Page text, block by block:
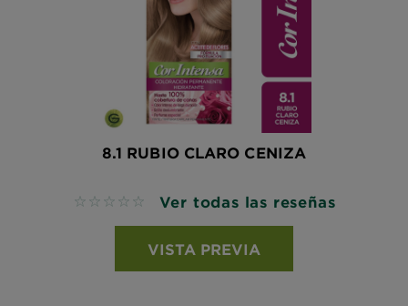
8.1 RUBIO CLARO CENIZA
No reviews Ver todas las reseñas
VISTA PREVIA